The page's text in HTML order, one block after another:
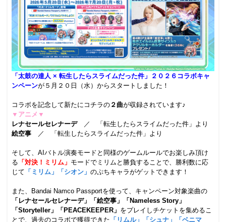
「太鼓の達人 × 転生したらスライムだった件」２０２６コラボキャ
ンペーンが５月２０日（水）からスタートしました！
コラボを記念して新たにコチラの ２曲が収録されています♪
▼アニメ▼
レナセールセレナーデ／ 「転生したらスライムだった件」より
絵空事 ／ 「転生したらスライムだった件」より
そして、AIバトル演奏モードと同様のゲームルールでお楽しみ頂け
る 「対決！ミリム」 モードでミリムと勝負することで、勝利数に応
じて 「ミリム」「シオン」のぷちキャラがゲットできます！
また、Bandai Namco Passportを使って、キャンペーン対象楽曲の
「レナセールセレナーデ」「絵空事」「Nameless Story」
「Storyteller」「PEACEKEEPER」 をプレイしチケットを集めるこ
とで、過去のコラボで獲得できた 「リムル」「シュナ」「ベニマ